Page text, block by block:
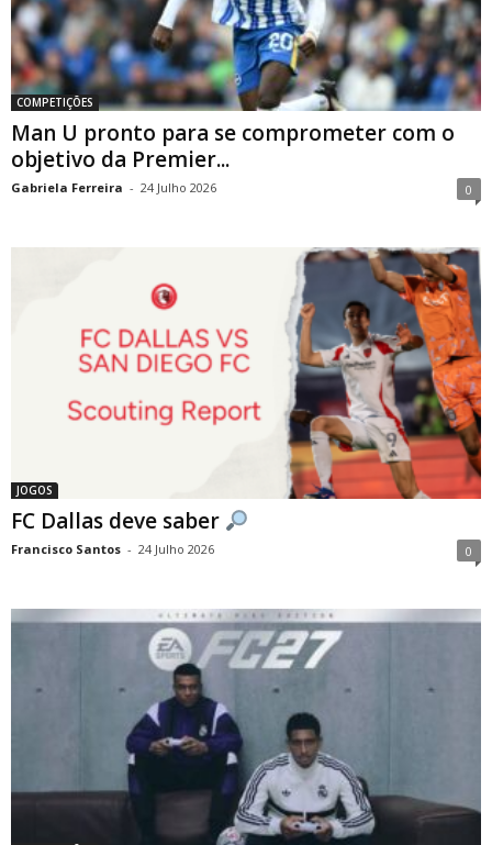
COMPETIÇÕES
Man U pronto para se comprometer com o
objetivo da Premier...
Gabriela Ferreira - 24 Julho 2026 0
JOGOS
FC Dallas deve saber
Francisco Santos - 24 Julho 2026 0